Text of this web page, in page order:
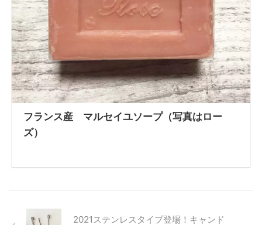
フランス産 マルセイユソープ（写真はロー
ズ）
2021ステンレスタイプ登場！キャンド